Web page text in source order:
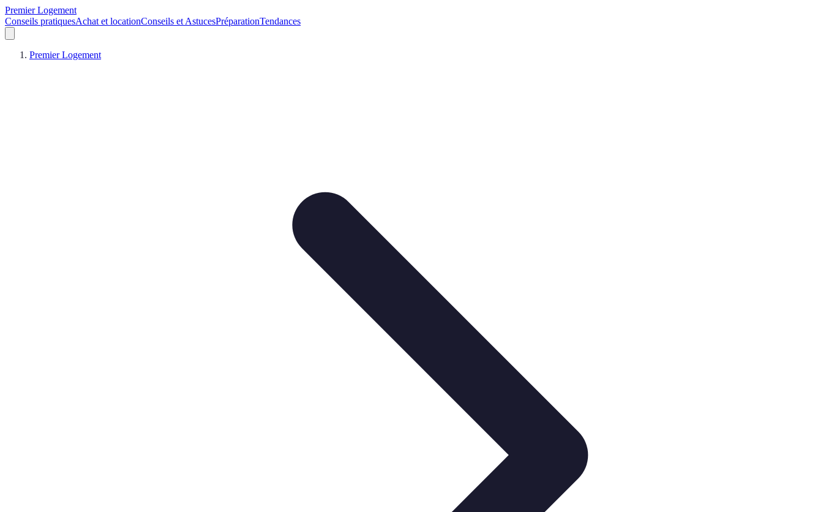
Premier Logement
Conseils pratiquesAchat et locationConseils et AstucesPréparationTendances
Premier Logement